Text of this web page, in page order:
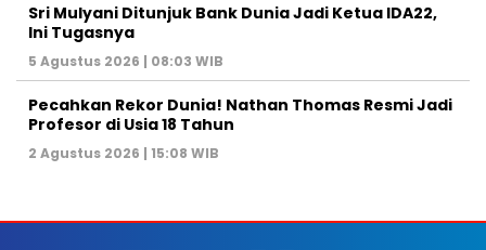
Sri Mulyani Ditunjuk Bank Dunia Jadi Ketua IDA22,
Ini Tugasnya
5 Agustus 2026 | 08:03 WIB
Pecahkan Rekor Dunia! Nathan Thomas Resmi Jadi
Profesor di Usia 18 Tahun
2 Agustus 2026 | 15:08 WIB